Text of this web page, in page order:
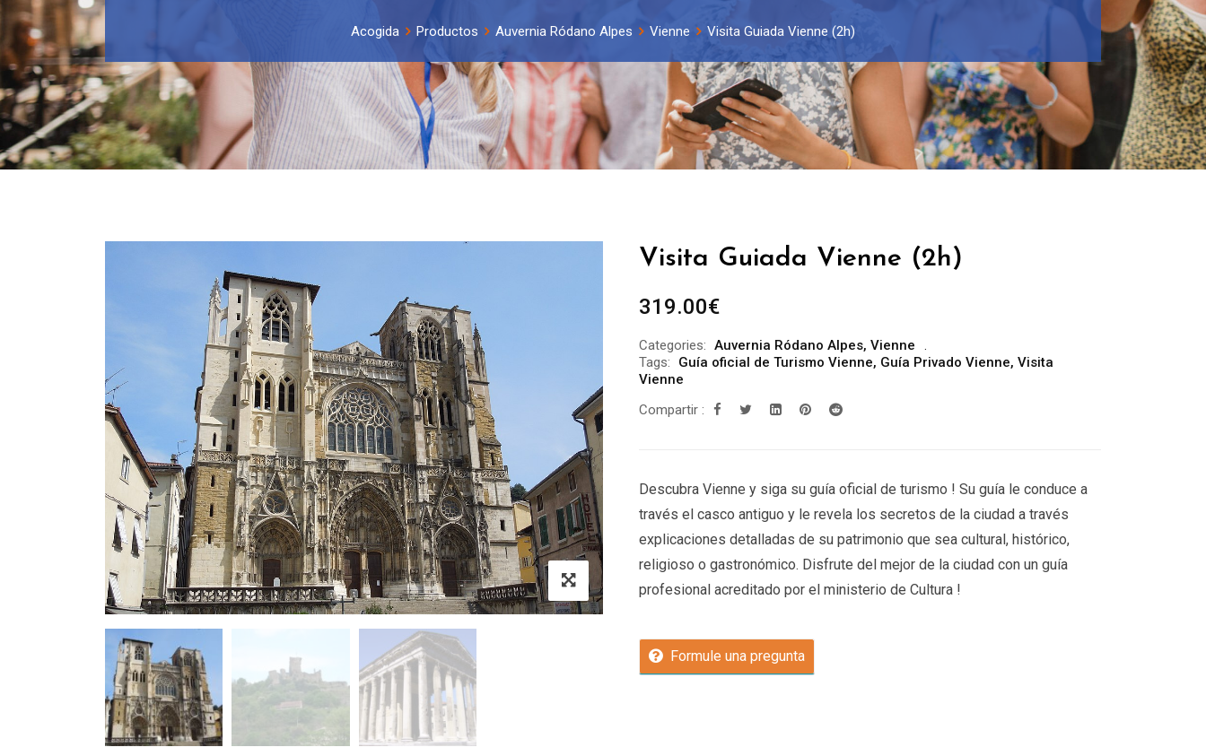
Acogida Productos Auvernia Ródano Alpes Vienne Visita Guiada Vienne (2h)
Visita Guiada Vienne (2h)
319.00€
Categories: Auvernia Ródano Alpes, Vienne
Tags:
Guía oficial de Turismo Vienne, Guía Privado Vienne, Visita
Vienne
Compartir :
Descubra Vienne y siga su guía oficial de turismo ! Su guía le conduce a
través el casco antiguo y le revela los secretos de la ciudad a través
explicaciones detalladas de su patrimonio que sea cultural, histórico,
religioso o gastronómico. Disfrute del mejor de la ciudad con un guía
profesional acreditado por el ministerio de Cultura !
Formule una pregunta